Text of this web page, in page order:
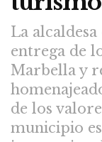
La
entrega de
Marbella y
de los
municipio